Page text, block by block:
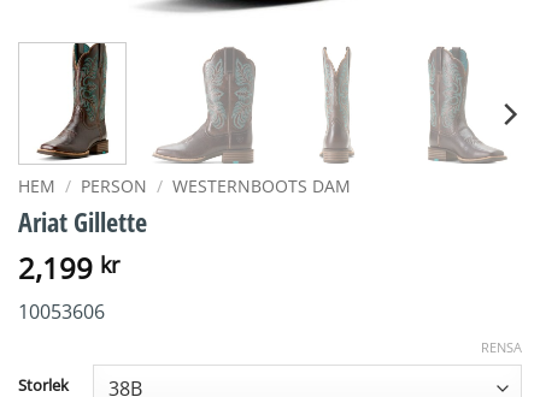
HEM / PERSON / WESTERNBOOTS DAM
Ariat Gillette
2,199 kr
10053606
Storlek
RENSA